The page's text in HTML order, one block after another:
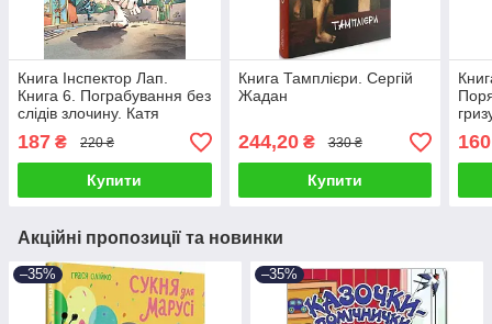
Книга Інспектор Лап.
Книга 6. Пограбування без
слідів злочину. Катя
Райдер
187 ₴ 220 ₴
Купити
Книга Тамплієри. Сергій
Жадан
244,20₴ 330 ₴
Купити
Акційні пропозиції та новинки
–35% –35%